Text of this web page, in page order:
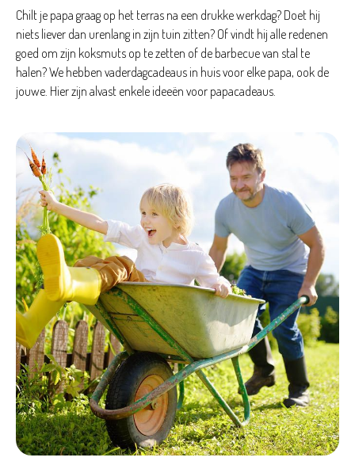
Chilt je papa graag op het terras na een drukke werkdag? Doet hij
niets liever dan urenlang in zijn tuin zitten? Of vindt hij alle redenen
goed om zijn koksmuts op te zetten of de barbecue van stal te
halen? We hebben vaderdagcadeaus in huis voor elke papa, ook de
jouwe. Hier zijn alvast enkele ideeën voor papacadeaus.